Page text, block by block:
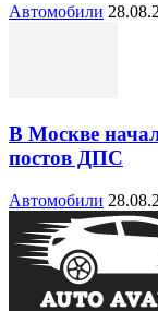
Автомобили
В Москве
постов ДПС
Автомобили